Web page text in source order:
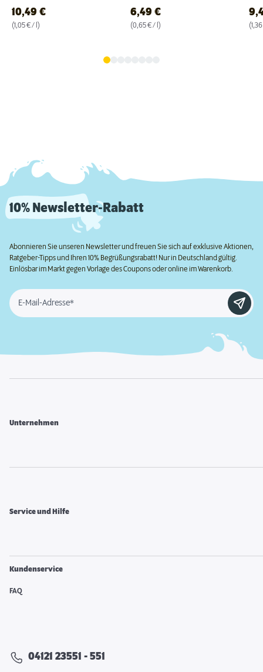
10,49 €
(1,05 € / l)
6,49 €
(0,65 € / l)
10% Newsletter-Rabatt
Abonnieren Sie unseren Newsletter und freuen Sie sich auf exklusive Aktionen,
Ratgeber-Tipps und Ihren 10% Begrüßungsrabatt! Nur in Deutschland gültig.
Einlösbar im Markt gegen Vorlage des Coupons oder online im Warenkorb.
E-Mail-Adresse*
Unternehmen
Service und Hilfe
Kundenservice
FAQ
04121 23551 - 551